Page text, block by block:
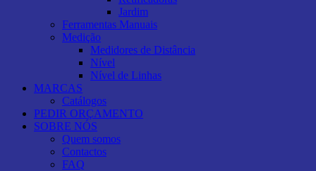
Jardim
Ferramentas Manuais
Medição
Medidores de Distância
Nível
Nível de Linhas
MARCAS
Catálogos
PEDIR ORÇAMENTO
SOBRE NÓS
Quem somos
Contactos
FAQ